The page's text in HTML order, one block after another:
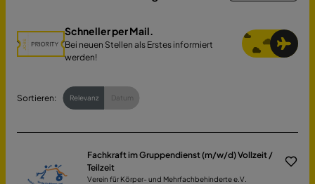
Schneller per Mail.
Bei neuen Stellen als Erstes informiert
werden!
Sortieren: Relevanz Datum
Fachkraft im Gruppendienst (m/w/d) Vollzeit /
Teilzeit
Verein für Körper- und Mehrfachbehinderte e.V.